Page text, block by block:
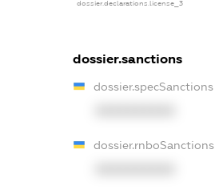
dossier.declarations.license_3
dossier.sanctions
dossier.specSanctions
dossier.rnboSanctions